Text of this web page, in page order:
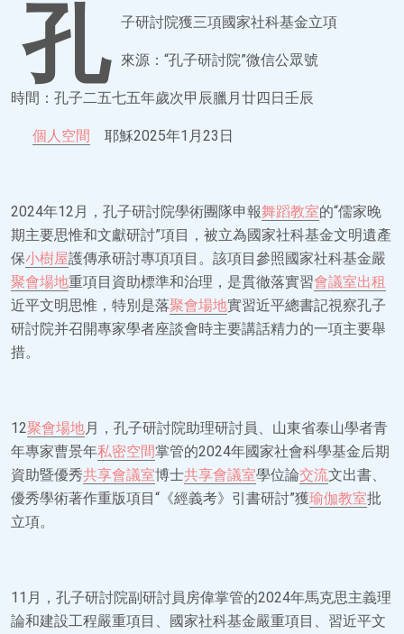
孔 子研討院獲三項國家社科基金立項
來源：“孔子研討院”微信公眾號
時間：孔子二五七五年歲次甲辰臘月廿四日壬辰
個人空間 耶穌2025年1月23日
2024年12月，孔子研討院學術團隊申報舞蹈教室的“儒家晚
期主要思惟和文獻研討”項目，被立為國家社科基金文明遺產
保小樹屋護傳承研討專項項目。該項目參照國家社科基金嚴
聚會場地重項目資助標準和治理，是貫徹落實習會議室出租
近平文明思惟，特別是落聚會場地實習近平總書記視察孔子
研討院并召開專家學者座談會時主要講話精力的一項主要舉
措。
12聚會場地月，孔子研討院助理研討員、山東省泰山學者青
年專家曹景年私密空間掌管的2024年國家社會科學基金后期
資助暨優秀共享會議室博士共享會議室學位論交流文出書、
優秀學術著作重版項目“《經義考》引書研討”獲瑜伽教室批
立項。
11月，孔子研討院副研討員房偉掌管的2024年馬克思主義理
論和建設工程嚴重項目、國家社科基金嚴重項目、習近平文